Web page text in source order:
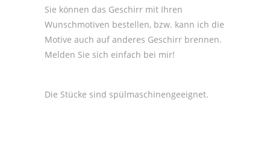
Sie können das Geschirr mit Ihren
Wunschmotiven bestellen, bzw. kann ich die
Motive auch auf anderes Geschirr brennen.
Melden Sie sich einfach bei mir!
Die Stücke sind spülmaschinengeeignet.